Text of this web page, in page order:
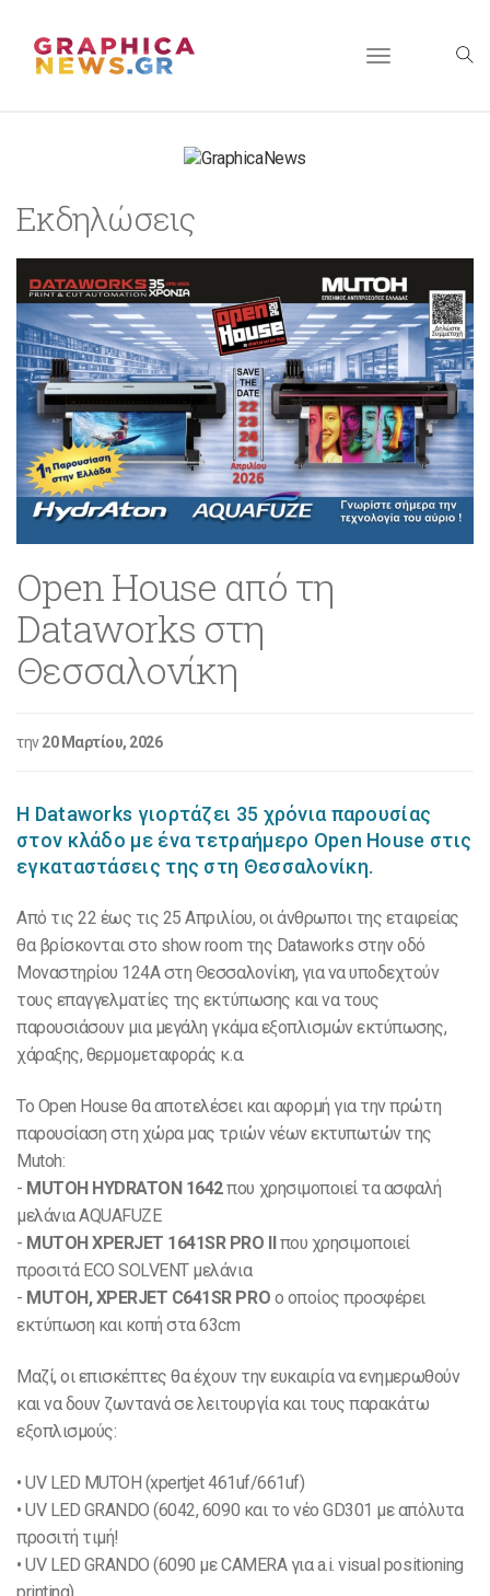
Toggle
Εκδηλώσεις
Open House από τη
Dataworks στη
Θεσσαλονίκη
την20 Μαρτίου, 2026
Η Dataworks γιορτάζει 35 χρόνια παρουσίας
στον κλάδο με ένα τετραήμερο Open House στις
εγκαταστάσεις της στη Θεσσαλονίκη.
Από τις 22 έως τις 25 Απριλίου, οι άνθρωποι της εταιρείας
θα βρίσκονται στο show room της Dataworks στην οδό
Μοναστηρίου 124Α στη Θεσσαλονίκη, για να υποδεχτούν
τους επαγγελματίες της εκτύπωσης και να τους
παρουσιάσουν μια μεγάλη γκάμα εξοπλισμών εκτύπωσης,
χάραξης, θερμομεταφοράς κ.α.
Το Open House θα αποτελέσει και αφορμή για την πρώτη
παρουσίαση στη χώρα μας τριών νέων εκτυπωτών της
Mutoh:
- MUTOH HYDRATON 1642που χρησιμοποιεί τα ασφαλή
μελάνια AQUAFUZE
- MUTOH XPERJET 1641SR PRO IIπου χρησιμοποιεί
προσιτά ECO SOLVENT μελάνια
- MUTOH, XPERJET C641SR PRO ο οποίος προσφέρει
εκτύπωση και κοπή στα 63cm
Μαζί, οι επισκέπτες θα έχουν την ευκαιρία να ενημερωθούν
και να δουν ζωντανά σε λειτουργία και τους παρακάτω
εξοπλισμούς:
• UV LED MUTOH (xpertjet 461uf/661uf)
• UV LED GRANDO (6042, 6090 και το νέο GD301 με απόλυτα
προσιτή τιμή!
• UV LED GRANDO (6090 με CAMERA για a.i. visual positioning
printing)